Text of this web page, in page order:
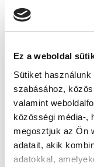
Ez a weboldal
Sütiket
szabásához,
valamint
közösségi média-,
megosztjuk az Ön
adatait, akik
adatokkal,
A 230.
BAJNOKSÁG
BEMUTATJUK
2026-02-22
A szezon során